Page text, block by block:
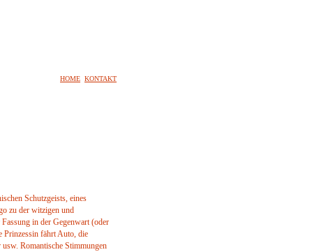
HOME KONTAKT
Schutzgeists, eines
zu der witzigen und
in der Gegenwart (oder
Prinzessin fährt Auto, die
Romantische Stimmungen